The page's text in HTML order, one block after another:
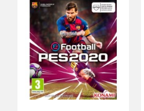
Pro Evolution Soccer 2021
сверх ожидаемая